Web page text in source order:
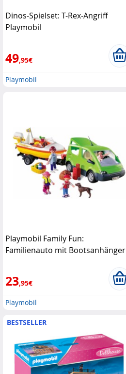
Dinos-Spielset: T-Rex-Angriff
Playmobil
49,95€
Playmobil
Playmobil Family Fun:
Familienauto mit Bootsanhänger
23,95€
Playmobil
BESTSELLER